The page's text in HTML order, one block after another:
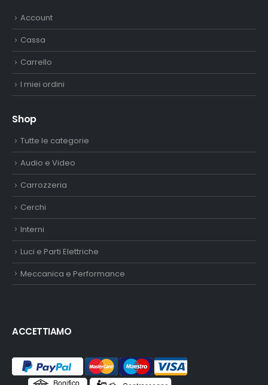
Account
Cassa
Carrello
I miei ordini
Shop
Tutte le categorie
Audio e Video
Carrozzeria
Cerchi
Interni
Luci e Parti Elettriche
Meccanica e Performance
ACCETTIAMO